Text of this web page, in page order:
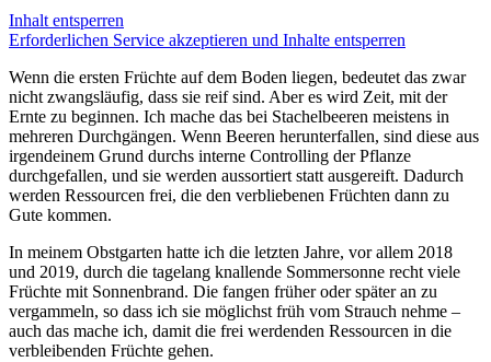
Inhalt entsperren
Erforderlichen Service akzeptieren und Inhalte entsperren
Wenn die ersten Früchte auf dem Boden liegen, bedeutet das zwar
nicht zwangsläufig, dass sie reif sind. Aber es wird Zeit, mit der
Ernte zu beginnen. Ich mache das bei Stachelbeeren meistens in
mehreren Durchgängen. Wenn Beeren herunterfallen, sind diese aus
irgendeinem Grund durchs interne Controlling der Pflanze
durchgefallen, und sie werden aussortiert statt ausgereift. Dadurch
werden Ressourcen frei, die den verbliebenen Früchten dann zu
Gute kommen.
In meinem Obstgarten hatte ich die letzten Jahre, vor allem 2018
und 2019, durch die tagelang knallende Sommersonne recht viele
Früchte mit Sonnenbrand. Die fangen früher oder später an zu
vergammeln, so dass ich sie möglichst früh vom Strauch nehme –
auch das mache ich, damit die frei werdenden Ressourcen in die
verbleibenden Früchte gehen.